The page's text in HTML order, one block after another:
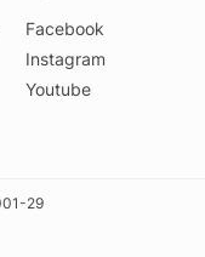
Facebook
Instagram
Youtube
29